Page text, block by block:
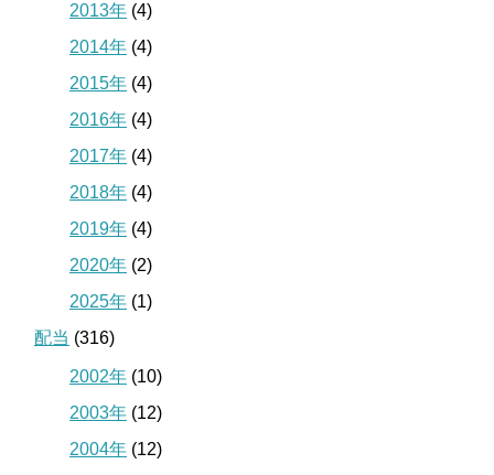
2013年 (4)
2014年 (4)
2015年 (4)
2016年 (4)
2017年 (4)
2018年 (4)
2019年 (4)
2020年 (2)
2025年 (1)
配当 (316)
2002年 (10)
2003年 (12)
2004年 (12)